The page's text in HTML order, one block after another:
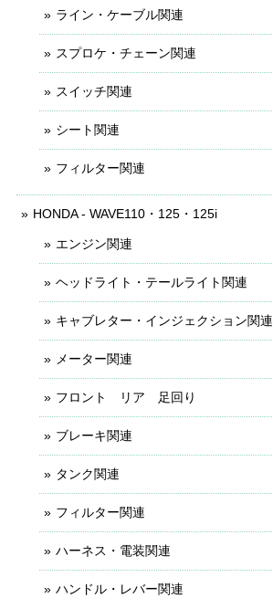
ライン・ケーブル関連
スプロケ・チェーン関連
スイッチ関連
シート関連
フィルター関連
HONDA - WAVE110・125・125i
エンジン関連
ヘッドライト・テールライト関連
キャブレター・インジェクション関連
メーター関連
フロント リア 足回り
ブレーキ関連
タンク関連
フィルター関連
ハーネス・電装関連
ハンドル・レバー関連